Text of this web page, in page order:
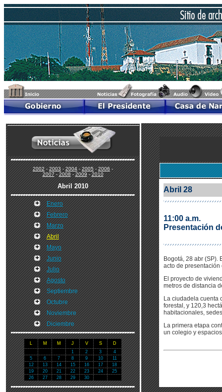
2002-2003-2004-2005-2006-
2007-2008-2009-2010
Abril 2010
Enero
Febrero
Marzo
Abril
Mayo
Junio
Julio
Agosto
Septiembre
Octubre
Noviembre
Diciembre
L M M J V S
D
1
2 3
4
5
6 7 8 9 10
11
12
13 14 15 16 17
18
19
20 21 22 23 24
25
26
27 28 29 30
Abril 28
11:00 a.m.
Presentación
Bogotá, 28 abr (SP).
acto de presentación
El proyecto de
metros de distancia
La ciudadela cuenta
forestal, y 120,3
habitacionales,
La primera etapa
un colegio y